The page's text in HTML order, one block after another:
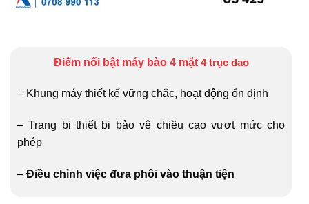
Điểm nổi bật máy bào 4 mặt 4 trục dao
– Khung máy thiết kế vững chắc, hoạt động ổn định
– Trang bị thiết bị bảo vệ chiều cao vượt mức cho
phép
– Điều chỉnh việc đưa phôi vào thuận tiện